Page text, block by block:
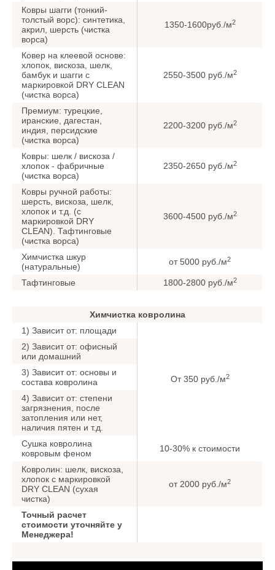
Ковры шагги (тонкий-
толстый ворс): синтетика,
акрил, шерсть (чистка
ворса)
1350-1600руб./м2
Ковер на клеевой основе:
хлопок, вискоза, шелк,
бамбук и шагги с
маркировкой DRY CLEAN
(чистка ворса)
2550-3500 руб./м2
Премиум: турецкие,
иранские, дагестан,
индия, персидские
(чистка ворса)
2200-3200 руб./м2
Ковры: шелк / вискоза /
хлопок - фабричные
(чистка ворса)
2350-2650 руб./м2
Ковры ручной работы:
шерсть, вискоза, шелк,
хлопок и т.д. (с
маркировкой DRY
CLEAN). Тафтинговые
(чистка ворса)
3600-4500 руб./м2
Химчистка шкур
(натуральные)
от 5000 руб./м2
Тафтинговые 1800-2800 руб./м2
Химчистка ковролина
1) Зависит от: площади
От 350 руб./м2
2) Зависит от: офисный
или домашний
3) Зависит от: основы и
состава ковролина
4) Зависит от: степени
загрязнения, после
затопления или нет,
наличия пятен и т.д.
Сушка ковролина
ковровым феном
10-30% к стоимости
Ковролин: шелк, вискоза,
хлопок с маркировкой
DRY CLEAN (сухая
чистка)
от 2000 руб./м2
Точный расчет
стоимости уточняйте у
Менеджера!